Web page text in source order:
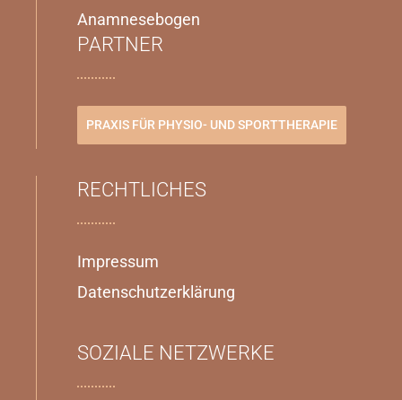
Anamnesebogen
PARTNER
PRAXIS FÜR PHYSIO- UND SPORTTHERAPIE
RECHTLICHES
Impressum
Datenschutzerklärung
SOZIALE NETZWERKE